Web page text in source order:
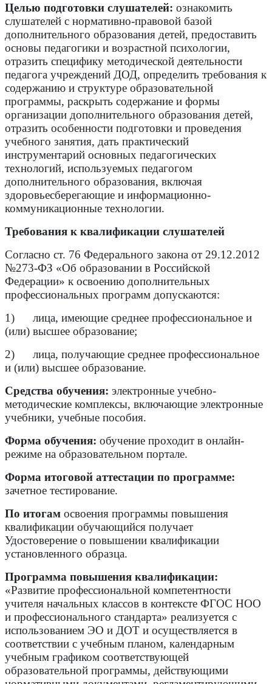
Целью подготовки слушателей: ознакомить
слушателей с нормативно-правовой базой
дополнительного образования детей, предоставить
основы педагогики и возрастной психологии,
отразить специфику методической деятельности
педагога учреждений ДОД, определить требования к
содержанию и структуре образовательной
программы, раскрыть содержание и формы
организации дополнительного образования детей,
отразить особенности подготовки и проведения
учебного занятия, дать практический
инструментарий основных педагогических
технологий, используемых педагогом
дополнительного образования, включая
здоровьесберегающие и информационно-
коммуникационные технологии.
Требования к квалификации слушателей
Согласно ст. 76 Федерального закона от 29.12.2012
№273-ФЗ «Об образовании в Российской
Федерации» к освоению дополнительных
профессиональных программ допускаются:
1) лица, имеющие среднее профессиональное и
(или) высшее образование;
2) лица, получающие среднее профессиональное
и (или) высшее образование.
Средства обучения: электронные учебно-
методические комплексы, включающие электронные
учебники, учебные пособия.
Форма обучения: обучение проходит в онлайн-
режиме на образовательном портале.
Форма итоговой аттестации по программе:
зачетное тестирование.
По итогам освоения программы повышения
квалификации обучающийся получает
Удостоверение о повышении квалификации
установленного образца.
Программа повышения квалификации:
«Развитие профессиональной компетентности
учителя начальных классов в контексте ФГОС НОО
и профессионального стандарта» реализуется с
использованием ЭО и ДОТ и осуществляется в
соответствии с учебным планом, календарным
учебным графиком соответствующей
образовательной программы, действующими